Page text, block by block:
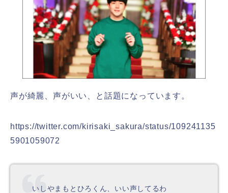
声が綺麗、声がいい、と話題になっています。
https://twitter.com/kirisaki_sakura/status/109241135
5901059072
いしやまもとひろくん、いい声してるわ